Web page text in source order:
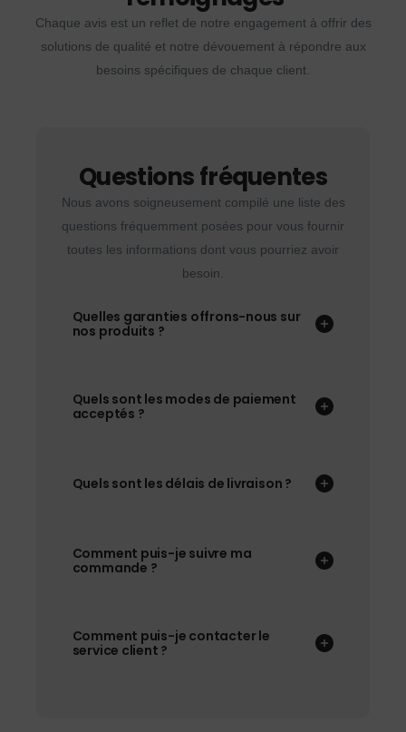
Chaque avis est un reflet de notre engagement à offrir des
solutions de qualité et notre dévouement à répondre aux
besoins spécifiques de chaque client.
Questions fréquentes
Nous avons soigneusement compilé une liste des
questions fréquemment posées pour vous fournir
toutes les informations dont vous pourriez avoir
besoin.
Quelles garanties offrons-nous sur
nos produits ?
Quels sont les modes de paiement
acceptés ?
Quels sont les délais de livraison ?
Comment puis-je suivre ma
commande ?
Comment puis-je contacter le
service client ?